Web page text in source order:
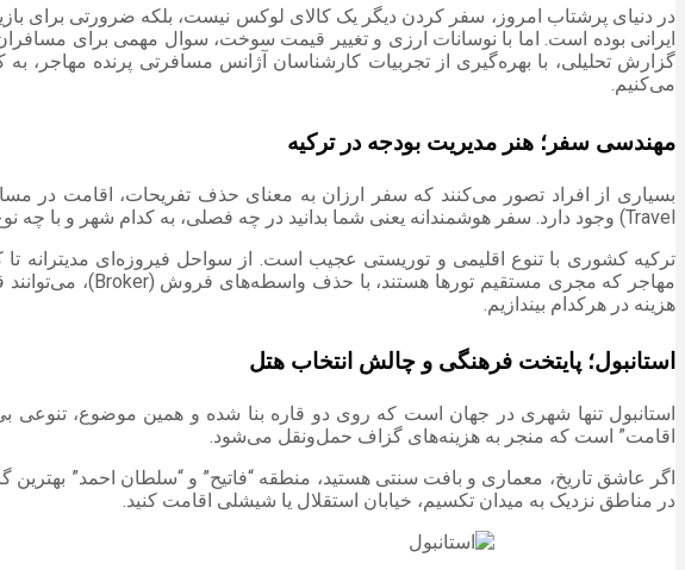
در دنیای پرشتاب امروز، سفر کردن دیگر یک کالای لوکس نیست، بلکه ضرورتی برای
ایرانی بوده است. اما با نوسانات ارزی و تغییر قیمت سوخت، سوال مهمی برای
گزارش تحلیلی، با بهره‌گیری از تجربیات کارشناسان آژانس مسافرتی پرنده مهاجر،
می‌کنیم.
مهندسی سفر؛ هنر مدیریت بودجه در ترکیه
Travel) وجود دارد. سفر هوشمندانه یعنی شما بدانید در چه فصلی، به کدام شهر و با چه نوع پکیجی سفر کنید تا بیشترین ارزش را در برابر پول پرداختی (Value for Money) دریافت کنید.
ترکیه کشوری با تنوع اقلیمی و توریستی عجیب است. از سواحل فیروزه‌ای مدیترانه
هزینه در هرکدام بیندازیم.
استانبول؛ پایتخت فرهنگی و چالش انتخاب هتل
استانبول تنها شهری در جهان است که روی دو قاره بنا شده و همین موضوع، تنوعی
اقامت” است که منجر به هزینه‌های گزاف حمل‌ونقل می‌شود.
در مناطق نزدیک به میدان تکسیم، خیابان استقلال یا شیشلی اقامت کنید.